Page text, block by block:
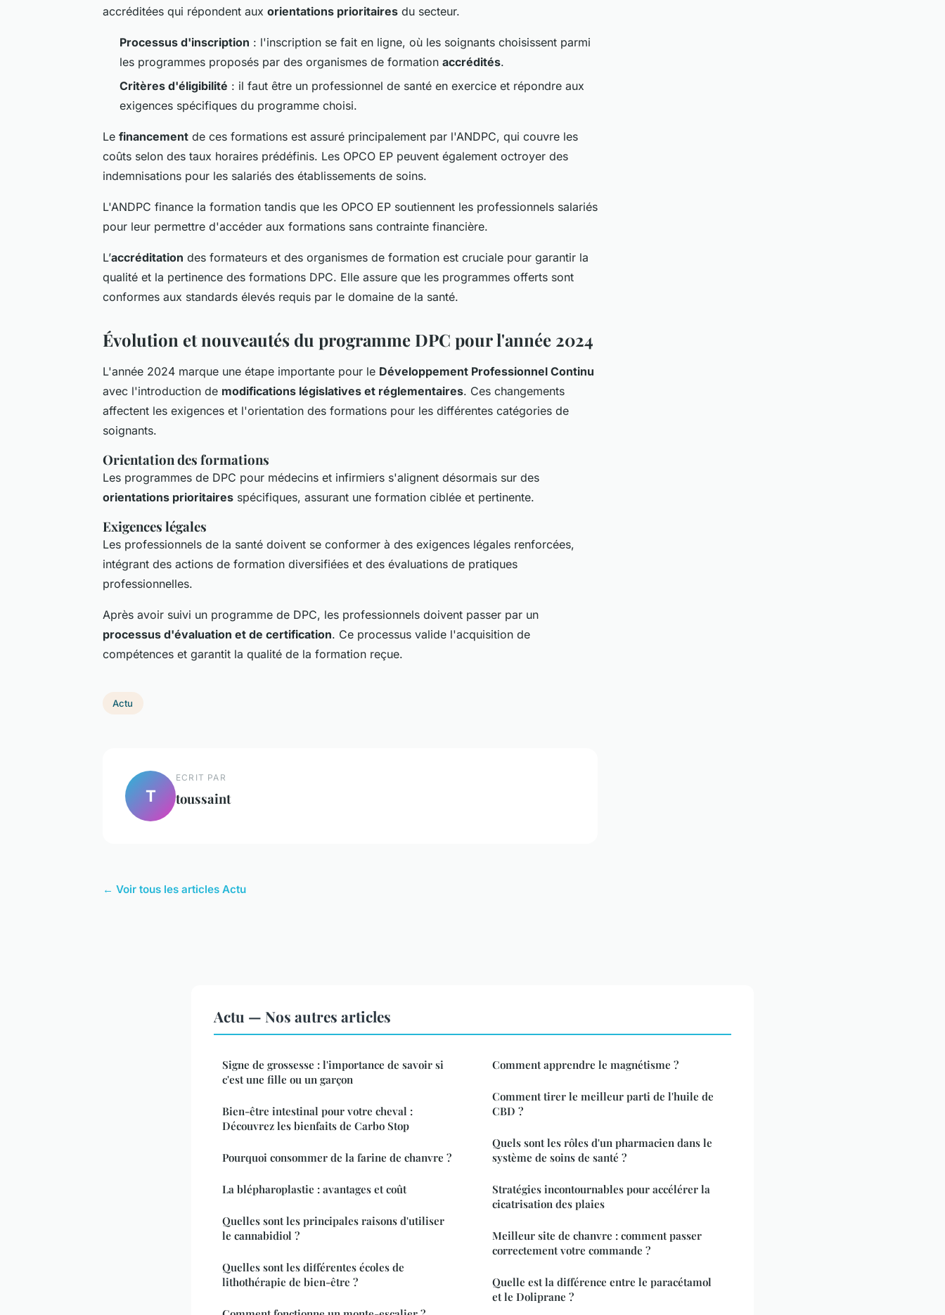
accréditées qui répondent aux orientations prioritaires du secteur.
Processus d'inscription : l'inscription se fait en ligne, où les soignants choisissent parmi
les programmes proposés par des organismes de formation accrédités.
Critères d'éligibilité : il faut être un professionnel de santé en exercice et répondre aux
exigences spécifiques du programme choisi.
Le financement de ces formations est assuré principalement par l'ANDPC, qui couvre les
coûts selon des taux horaires prédéfinis. Les OPCO EP peuvent également octroyer des
indemnisations pour les salariés des établissements de soins.
L'ANDPC finance la formation tandis que les OPCO EP soutiennent les professionnels salariés
pour leur permettre d'accéder aux formations sans contrainte financière.
L’accréditation des formateurs et des organismes de formation est cruciale pour garantir la
qualité et la pertinence des formations DPC. Elle assure que les programmes offerts sont
conformes aux standards élevés requis par le domaine de la santé.
Évolution et nouveautés du programme DPC pour l'année 2024
L'année 2024 marque une étape importante pour le Développement Professionnel Continu
avec l'introduction de modifications législatives et réglementaires. Ces changements
affectent les exigences et l'orientation des formations pour les différentes catégories de
soignants.
Orientation des formations
Les programmes de DPC pour médecins et infirmiers s'alignent désormais sur des
orientations prioritaires spécifiques, assurant une formation ciblée et pertinente.
Exigences légales
Les professionnels de la santé doivent se conformer à des exigences légales renforcées,
intégrant des actions de formation diversifiées et des évaluations de pratiques
professionnelles.
Après avoir suivi un programme de DPC, les professionnels doivent passer par un
processus d'évaluation et de certification. Ce processus valide l'acquisition de
compétences et garantit la qualité de la formation reçue.
Actu
T
ECRIT PAR
toussaint
← Voir tous les articles Actu
Actu — Nos autres articles
Signe de grossesse : l'importance de savoir si
c'est une fille ou un garçon
Bien-être intestinal pour votre cheval :
Découvrez les bienfaits de Carbo Stop
Pourquoi consommer de la farine de chanvre ?
La blépharoplastie : avantages et coût
Quelles sont les principales raisons d'utiliser
le cannabidiol ?
Quelles sont les différentes écoles de
lithothérapie de bien-être ?
Comment apprendre le magnétisme ?
Comment tirer le meilleur parti de l'huile de
CBD ?
Quels sont les rôles d'un pharmacien dans le
système de soins de santé ?
Stratégies incontournables pour accélérer la
cicatrisation des plaies
Meilleur site de chanvre : comment passer
correctement votre commande ?
Quelle est la différence entre le paracétamol
et le Doliprane ?